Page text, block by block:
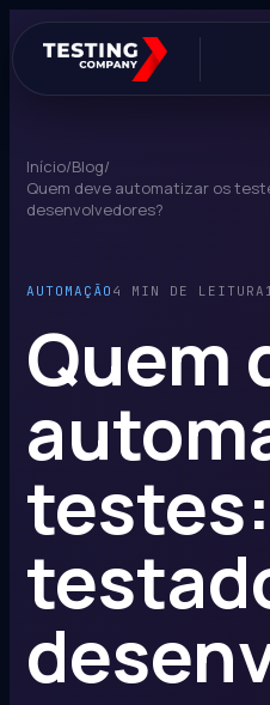
Início/Blog/
Quem deve automatizar os
desenvolvedores?
AUTOMAÇÃO 4 MIN DE LEITURA
Quem
testes: